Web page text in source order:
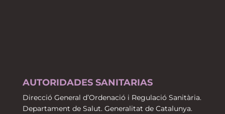
AUTORIDADES SANITARIAS
Direcció General d’Ordenació i Regulació Sanitària.
Departament de Salut. Generalitat de Catalunya.